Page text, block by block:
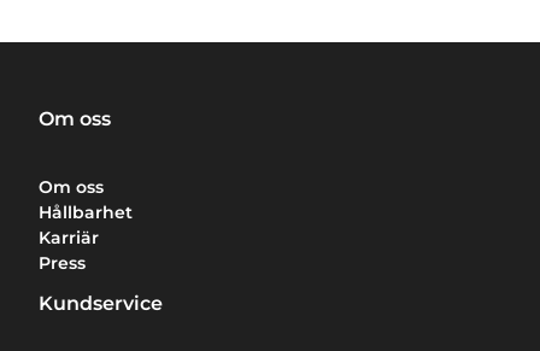
Om oss
Om oss
Hållbarhet
Karriär
Press
Kundservice